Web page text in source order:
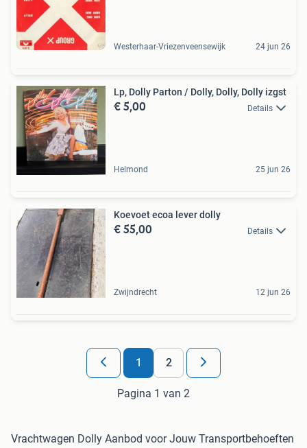
Westerhaar-Vriezenveensewijk 24 jun 26
Lp, Dolly Parton / Dolly, Dolly, Dolly izgst
€ 5,00 Details
Helmond 25 jun 26
Koevoet ecoa lever dolly
€ 55,00 Details
Zwijndrecht 12 jun 26
1 2
Pagina 1 van 2
Vrachtwagen Dolly Aanbod voor Jouw Transportbehoeften